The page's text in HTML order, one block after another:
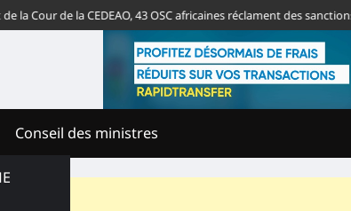
de la CEDEAO, 43 OSC africaines réclament des sanctions
Conseil des ministres